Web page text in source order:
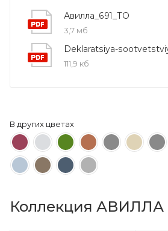
Авилла_691_ТО
3,7 мб
Deklaratsiya-
111,9 кб
В других цветах
Коллекция АВИЛЛА